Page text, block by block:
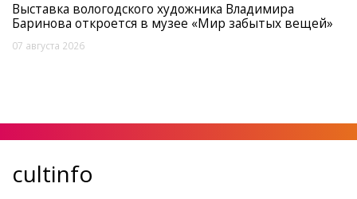
Выставка вологодского художника Владимира
Баринова откроется в музее «Мир забытых вещей»
07 августа 2026
cultinfo